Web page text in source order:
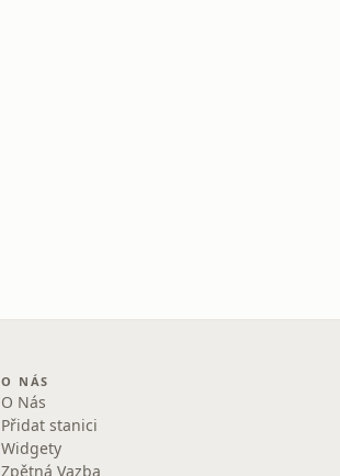
O NÁS
O Nás
Přidat stanici
Widgety
Zpětná Vazba